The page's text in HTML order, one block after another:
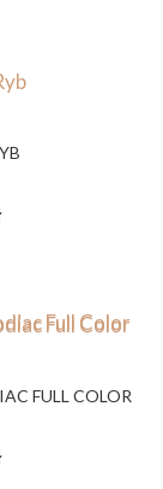
FULL COLOR